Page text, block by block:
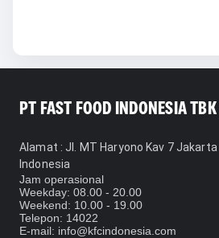
PT FAST FOOD INDONESIA TBK
Alamat : Jl. MT Haryono Kav 7
Indonesia
Jam operasional
Weekday: 08.00 - 20.00
Weekend: 10.00 - 19.00
Telepon: 14022
E-mail: info@kfcindonesia.com